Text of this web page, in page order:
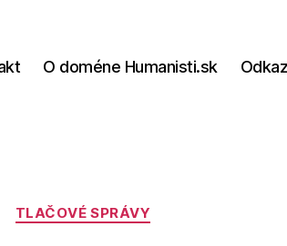
O doméne Humanisti.sk
Kategórie
TLAČOVÉ SPRÁVY